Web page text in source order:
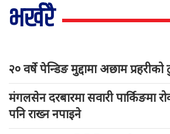
भर्खरै
२० वर्षे पेन्डिङ मुद्दामा अछाम
मंगलसेन दरबारमा सवारी पार्किङमा
पनि राख्न नपाइने